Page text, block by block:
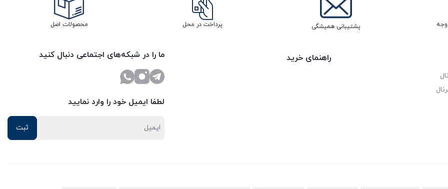
پشتیبانی همیشگی پرداخت در محل محصولات اصل
راهنمای خرید ما را در شبکه‌های اجتماعی دنبال کنید
لطفا ایمیل خود را وارد نمایید